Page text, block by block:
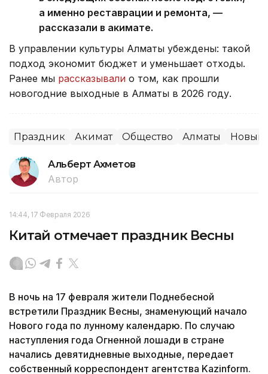
а именно реставрации и ремонта, —
рассказали в акимате.
В управлении культуры Алматы убеждены: такой
подход экономит бюджет и уменьшает отходы.
Ранее мы рассказывали о том, как прошли
новогодние выходные в Алматы в 2026 году.
Праздник Акимат Общество Алматы Новый
Альберт Ахметов
Автор
14:44, 17 Февраля 2026
Китай отмечает праздник Весны
В ночь на 17 февраля жители Поднебесной
встретили Праздник Весны, знаменующий начало
Нового года по лунному календарю. По случаю
наступления года Огненной лошади в стране
начались девятидневные выходные, передает
собственный корреспондент агентства Kazinform.